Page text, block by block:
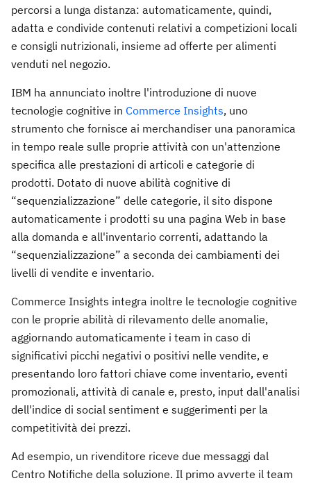
percorsi a lunga distanza: automaticamente, quindi,
adatta e condivide contenuti relativi a competizioni locali
e consigli nutrizionali, insieme ad offerte per alimenti
venduti nel negozio.
IBM ha annunciato inoltre l'introduzione di nuove
tecnologie cognitive in Commerce Insights, uno
strumento che fornisce ai merchandiser una panoramica
in tempo reale sulle proprie attività con un'attenzione
specifica alle prestazioni di articoli e categorie di
prodotti. Dotato di nuove abilità cognitive di
“sequenzializzazione” delle categorie, il sito dispone
automaticamente i prodotti su una pagina Web in base
alla domanda e all'inventario correnti, adattando la
“sequenzializzazione” a seconda dei cambiamenti dei
livelli di vendite e inventario.
Commerce Insights integra inoltre le tecnologie cognitive
con le proprie abilità di rilevamento delle anomalie,
aggiornando automaticamente i team in caso di
significativi picchi negativi o positivi nelle vendite, e
presentando loro fattori chiave come inventario, eventi
promozionali, attività di canale e, presto, input dall'analisi
dell'indice di social sentiment e suggerimenti per la
competitività dei prezzi.
Ad esempio, un rivenditore riceve due messaggi dal
Centro Notifiche della soluzione. Il primo avverte il team